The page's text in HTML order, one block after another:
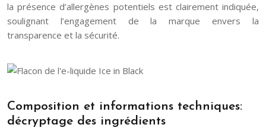
la présence d’allergènes potentiels est clairement indiquée,
soulignant l’engagement de la marque envers la
transparence et la sécurité.
Composition et informations techniques:
décryptage des ingrédients